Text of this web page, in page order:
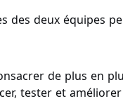
des deux équipes
de plus en
tester et